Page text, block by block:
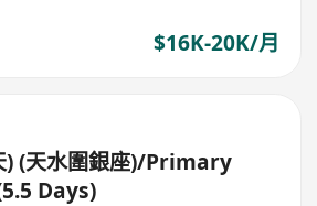
$16K-20K/月
Days)